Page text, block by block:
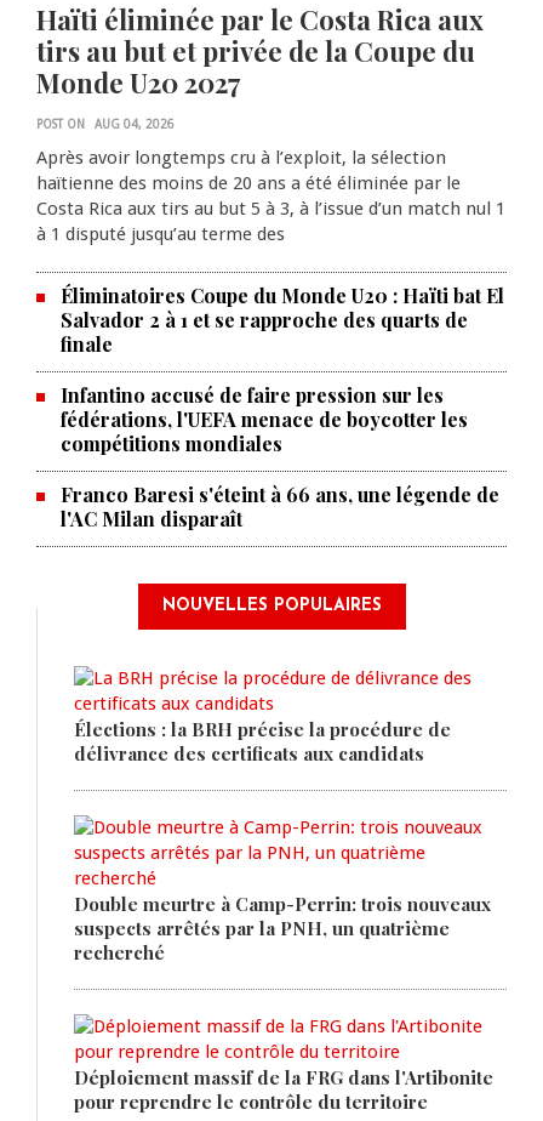
Haïti éliminée par le Costa Rica aux
tirs au but et privée de la Coupe du
Monde U20 2027
POST ON AUG 04, 2026
Après avoir longtemps cru à l’exploit, la sélection
haïtienne des moins de 20 ans a été éliminée par le
Costa Rica aux tirs au but 5 à 3, à l’issue d’un match nul 1
à 1 disputé jusqu’au terme des
Éliminatoires Coupe du Monde U20 : Haïti bat El
Salvador 2 à 1 et se rapproche des quarts de
finale
Infantino accusé de faire pression sur les
fédérations, l'UEFA menace de boycotter les
compétitions mondiales
Franco Baresi s'éteint à 66 ans, une légende de
l'AC Milan disparaît
NOUVELLES POPULAIRES
Élections : la BRH précise la procédure de
délivrance des certificats aux candidats
Double meurtre à Camp-Perrin: trois nouveaux
suspects arrêtés par la PNH, un quatrième
recherché
Déploiement massif de la FRG dans l'Artibonite
pour reprendre le contrôle du territoire